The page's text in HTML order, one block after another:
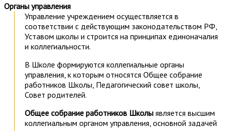
Органы управления
Управление учреждением осуществляется в
соответствии с действующим законодательством РФ,
Уставом школы и строится на принципах единоначалия
и коллегиальности.
В Школе формируются коллегиальные органы
управления, к которым относятся Общее собрание
работников Школы, Педагогический совет школы,
Совет родителей.
Общее собрание работников Школы является высшим
коллегиальным органом управления, основной задачей